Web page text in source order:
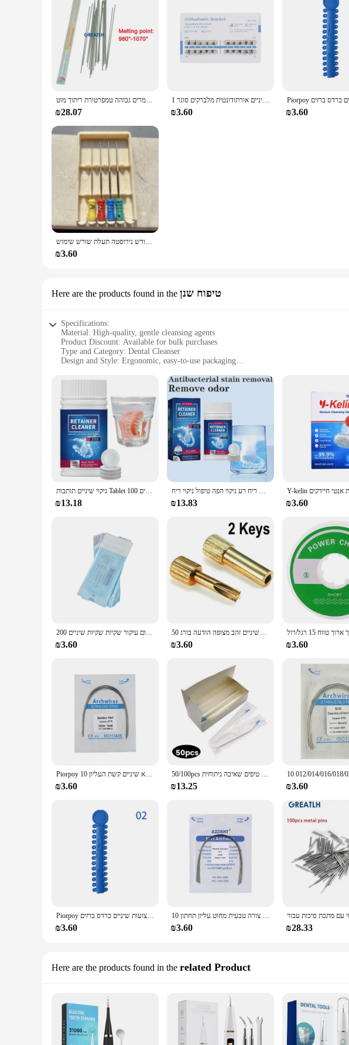
מעבדת שיניים חומרים גבוהה טמפרטורת ריתוך מוט NiCr סגסוגת עבור PFM הלחמה
₪28.07
1 אריזה שיניים אורתודונטית מלברקים סוגר mim monoblock מיני roth mbt 022 018 חריץ ווים 345 רופא שיניים מעבדה סוגר מעבדה
₪3.60 ₪3.60
פרוץ אצבע דנטלי קבצים אנדוטי שורש נירוסטה תעלת שורש שימוש cor ניקוי
₪3.60
Here are the products found in the טיפוח שנן
Specifications:
Material: High-quality, gentle cleansing agents
Product Discount: Available for bulk purchases
Type and Category: Dental Cleanser
Design and Style: Ergonomic, easy-to-use packaging
Typical Adaptive Scenario: Suitable for daily use at home or in professional settings
Shape or Size or Weight or Quantity: Comes in convenient sets for sale
Features:
**Advanced Oral Care**
The Dental Cleanser is a breakthrough in oral hygiene, designed to provide a deep
safe for daily use, ensuring that your teeth and gums are left feeling refreshed and
your oral care routine.
**Convenience and Efficiency**
The Dental Cleanser is not just about performance; it's also about convenience.
maneuver around your mouth. The product is available in sets, making it an ideal
making it accessible whenever you need it.
The Dental Cleanser is suitable for a wide range of users, from individuals to dental
designed to be user-friendly, catering to all levels of dental care expertise. Whether
fresh breath.
ניקוי שיניים תותבות Tablet 100 כרטיסיות ניקוי גלולות הלבנת להסיר ריחות רעים אוראלי ניקוי טיפול טרי נשימה ניקוי כתמים
₪13.18
הטאבלט ניקוי 100 כרטיסיות ניקוי הלבנה להסיר ריח רע ריח רע ניקוי הפה טיפול ניקוי ריח
₪13.83 ₪3.60
200 יח'\אריזה רפואת שיניים רפואי כיתה נייר עצמי איטום עיקור שקיות שקיות שיניים Odontologia קעקוע כלים נייל אמנות Acces
₪3.60
שיניים זהב מצופה הודעה בורג 50Pcs תיק חומרי שיניים לרופא שיניים כלי רפואת שיניים להשתמש הודעה
₪3.60 ₪3.60
Piorpoy 10 יח 'נירוסטה שיניים חוט עגול/מלבני חוט מארכיתיל רפואת שיניים חומר רופא שיניים קשת העליון
₪3.60
50/100pcs מרפאת שיניים חד פעמיים מרפאת שיניים כירורגית טיפים שאיבה ניתוחית
₪13.25 ₪3.60
Piorpoy שיניים שיניים אלסטית אלסטית אלסטית שיניים/40 מקלות צבעוניות עבור ברצועות שיניים ברדס ברזים backets braces ortho טיפול mate
₪3.60
10 יח'\אריזה אזדנט שיניים אורתודונטי חום חום מופעל ניטי מלבני עגול קשת חוטי צורה טבעית מחוט עליון תחתון
₪3.60 ₪28.33
Here are the products found in the related Product